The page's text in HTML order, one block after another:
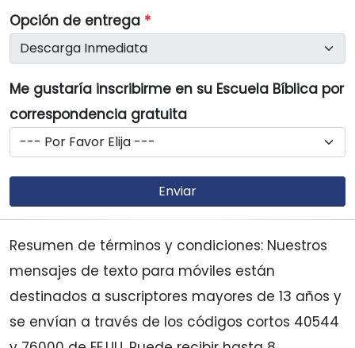
Opción de entrega *
Me gustaría inscribirme en su Escuela Bíblica por
correspondencia gratuita
Enviar
Resumen de términos y condiciones: Nuestros
mensajes de texto para móviles están
destinados a suscriptores mayores de 13 años y
se envían a través de los códigos cortos 40544